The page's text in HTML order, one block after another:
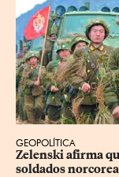
GEOPOLÍTICA
Zelenski afirma
soldados